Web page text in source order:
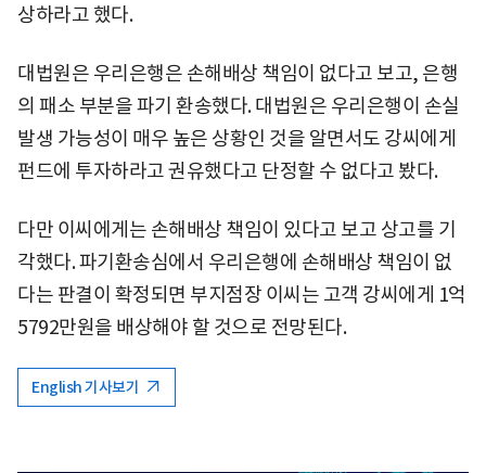
상하라고 했다.
대법원은 우리은행은 손해배상 책임이 없다고 보고, 은행
의 패소 부분을 파기 환송했다. 대법원은 우리은행이 손실
발생 가능성이 매우 높은 상황인 것을 알면서도 강씨에게
펀드에 투자하라고 권유했다고 단정할 수 없다고 봤다.
다만 이씨에게는 손해배상 책임이 있다고 보고 상고를 기
각했다. 파기환송심에서 우리은행에 손해배상 책임이 없
다는 판결이 확정되면 부지점장 이씨는 고객 강씨에게 1억
5792만원을 배상해야 할 것으로 전망된다.
English 기사보기